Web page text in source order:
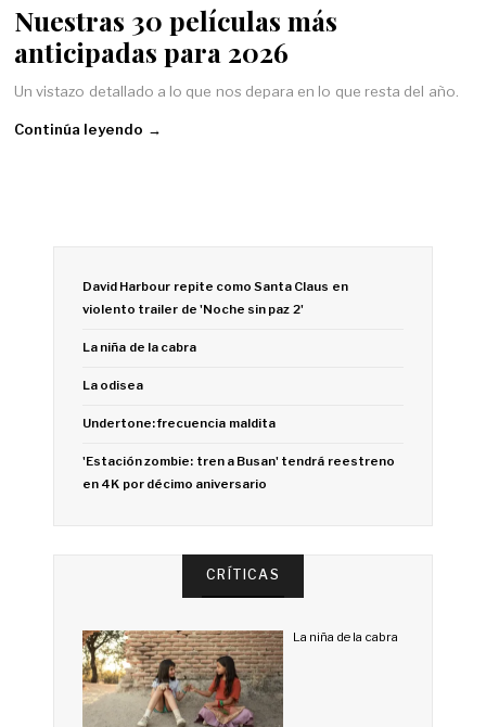
Nuestras 30 películas más
anticipadas para 2026
Un vistazo detallado a lo que nos depara en lo que resta del año.
Continúa leyendo →
David Harbour repite como Santa Claus en
violento trailer de 'Noche sin paz 2'
La niña de la cabra
La odisea
Undertone: frecuencia maldita
'Estación zombie: tren a Busan' tendrá reestreno
en 4K por décimo aniversario
CRÍTICAS
La niña de la cabra